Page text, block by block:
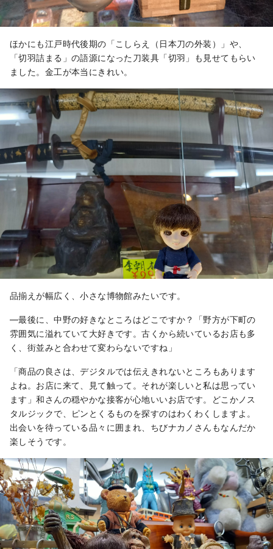
ほかにも江戸時代後期の「こしらえ（日本刀の外装）」や、
「切羽詰まる」の語源になった刀装具「切羽」も見せてもらい
ました。金工が本当にきれい。
品揃えが幅広く、小さな博物館みたいです。
―最後に、中野の好きなところはどこですか？「野方が下町の
雰囲気に溢れていて大好きです。古くから続いているお店も多
く、街並みと合わせて変わらないですね」
「商品の良さは、デジタルでは伝えきれないところもあります
よね。お店に来て、見て触って。それが楽しいと私は思ってい
ます」和さんの穏やかな接客が心地いいお店です。どこかノス
タルジックで、ピンとくるものを探すのはわくわくしますよ。
出会いを待っている品々に囲まれ、ちびナカノさんもなんだか
楽しそうです。